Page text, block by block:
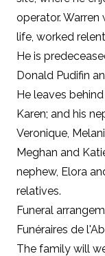
operator.
life, worked
He is
Donald Pudifin
He leaves behind
Karen; and his
Veronique,
Meghan and
nephew, Elora
relatives.
Funeral
Funéraires de
The family will